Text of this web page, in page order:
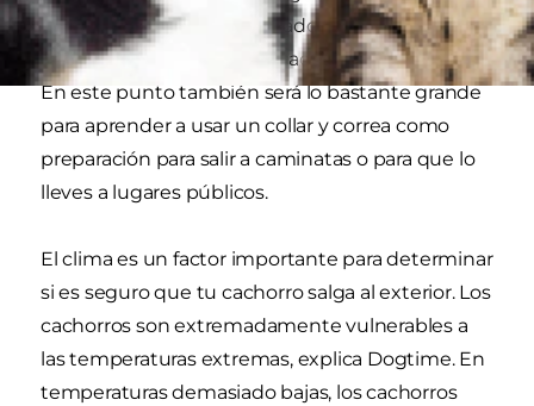
llevar a tu cachorro recién adoptado al exterior
para aprender a ir al baño cada una o dos horas.
En este punto también será lo bastante grande
para aprender a usar un collar y correa como
preparación para salir a caminatas o para que lo
lleves a lugares públicos.
El clima es un factor importante para determinar
si es seguro que tu cachorro salga al exterior. Los
cachorros son extremadamente vulnerables a
las temperaturas extremas, explica Dogtime. En
temperaturas demasiado bajas, los cachorros